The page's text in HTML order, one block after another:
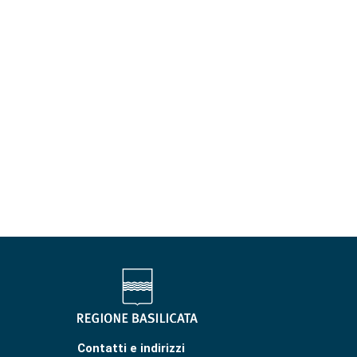
Contatti e indirizzi